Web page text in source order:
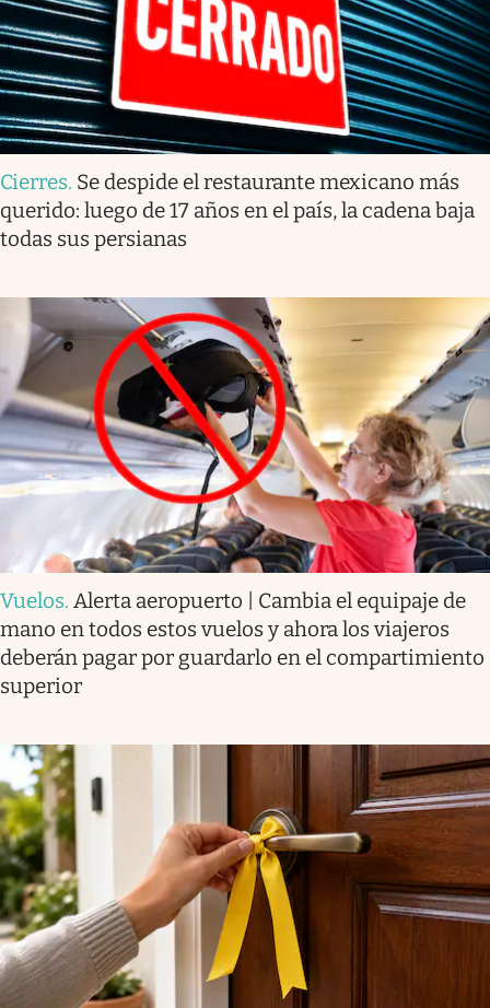
Cierres. Se despide el restaurante mexicano más
querido: luego de 17 años en el país, la cadena baja
todas sus persianas
Vuelos. Alerta aeropuerto | Cambia el equipaje de
mano en todos estos vuelos y ahora los viajeros
deberán pagar por guardarlo en el compartimiento
superior